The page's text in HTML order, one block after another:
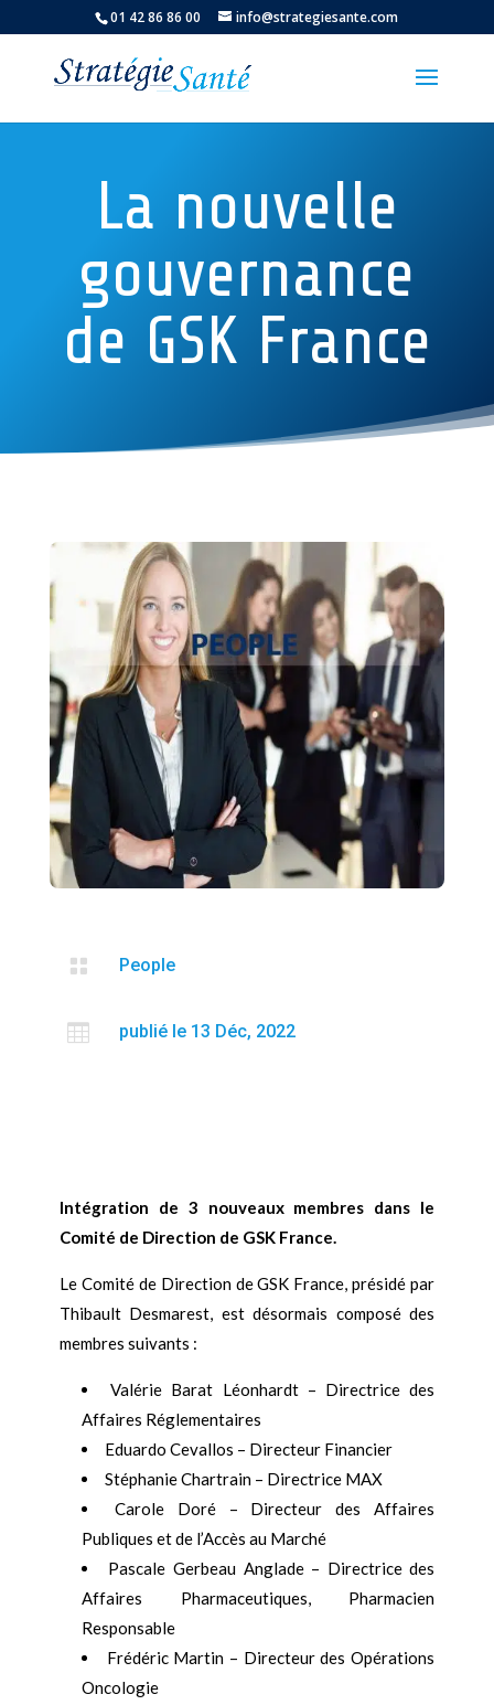
01 42 86 86 00 info@strategiesante.com
La nouvelle
gouvernance
de GSK France
 People
 publié le 13 Déc, 2022
Intégration de 3 nouveaux membres dans le
Comité de Direction de GSK France.
Le Comité de Direction de GSK France, présidé par
Thibault Desmarest, est désormais composé des
membres suivants :
Valérie Barat Léonhardt – Directrice des
Affaires Réglementaires
Eduardo Cevallos – Directeur Financier
Stéphanie Chartrain – Directrice MAX
Carole Doré – Directeur des Affaires
Publiques et de l’Accès au Marché
Pascale Gerbeau Anglade – Directrice des
Affaires Pharmaceutiques, Pharmacien
Responsable
Frédéric Martin – Directeur des Opérations
Oncologie